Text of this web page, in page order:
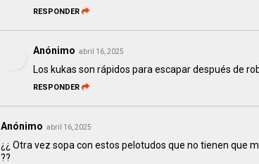
RESPONDER
Anónimo abril 16, 2025
Los kukas son rápidos para escapar después de
RESPONDER
Anónimo abril 16, 2025
¿¿ Otra vez sopa con estos pelotudos que no tienen que
??